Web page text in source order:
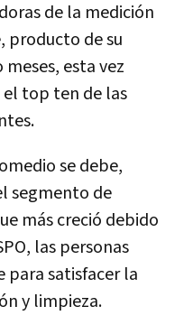
de la medición
producto de su
esta vez
el top ten de las
se debe,
segmento de
más creció debido
las personas
para satisfacer la
y limpieza.